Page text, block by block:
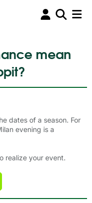
mean
dates of a season. For
evening is a
realize your event.